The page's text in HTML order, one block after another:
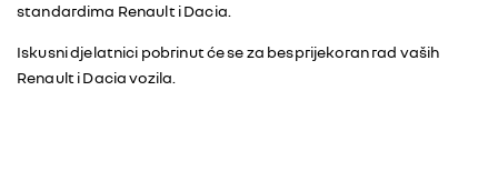
standardima Renault i Dacia.
Iskusni djelatnici pobrinut će se za besprijekoran rad vaših
Renault i Dacia vozila.